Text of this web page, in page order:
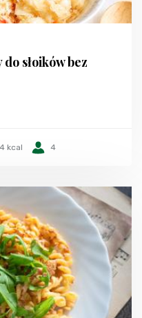
słoików bez
kcal 4